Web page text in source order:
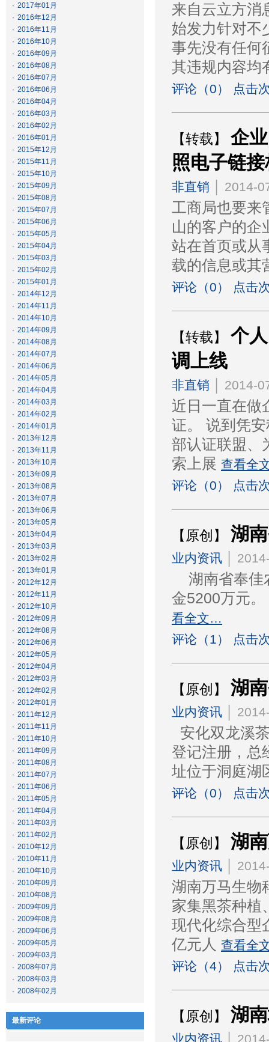
· 2017年01月
· 2016年12月
· 2016年11月
· 2016年10月
· 2016年09月
· 2016年08月
· 2016年07月
· 2016年06月
· 2016年04月
· 2016年03月
· 2016年02月
· 2016年01月
· 2015年12月
· 2015年11月
· 2015年10月
· 2015年09月
· 2015年08月
· 2015年07月
· 2015年06月
· 2015年05月
· 2015年04月
· 2015年03月
· 2015年02月
· 2015年01月
· 2014年12月
· 2014年11月
· 2014年10月
· 2014年09月
· 2014年08月
· 2014年07月
· 2014年06月
· 2014年05月
· 2014年04月
· 2014年03月
· 2014年02月
· 2014年01月
· 2013年12月
· 2013年11月
· 2013年10月
· 2013年09月
· 2013年08月
· 2013年07月
· 2013年06月
· 2013年05月
· 2013年04月
· 2013年03月
· 2013年02月
· 2013年01月
· 2012年12月
· 2012年11月
· 2012年10月
· 2012年09月
· 2012年08月
· 2012年06月
· 2012年05月
· 2012年04月
· 2012年03月
· 2012年02月
· 2012年01月
· 2011年12月
· 2011年11月
· 2011年10月
· 2011年09月
· 2011年08月
· 2011年07月
· 2011年06月
· 2011年05月
· 2011年04月
· 2011年03月
· 2011年02月
· 2010年12月
· 2010年11月
· 2010年10月
· 2010年09月
· 2010年08月
· 2009年09月
· 2009年08月
· 2009年06月
· 2009年05月
· 2009年03月
· 2008年07月
· 2008年03月
· 2008年02月
最新评论
来自云立方消
始发力针对不
事先没有任何
其违规内容均
评论（0） 点击
【转载】
企
照电子链
非直销 │ 2014-
工商局也要来
山的客户的企
站在首页或从
载的信息或其
评论（0） 点击
【转载】
个
调上线
非直销 │ 2014-
近日一直在做
证。 说到凭
部认证联盟、
索上展 查看全
评论（0） 点击
【原创】 湖
业内资讯 │
湖南省奉佳
金5200万元
看全文…
评论（1） 点击
【原创】 湖
业内资讯 │
安化双龙溪
登记注册，总
址位于洞庭湖
评论（0） 点击
【原创】 湖
业内资讯 │
湖南万马生物
家集黑茶种植
现代化综合型
亿元人 查看全
评论（4） 点击
【原创】 湖
业内资讯 │